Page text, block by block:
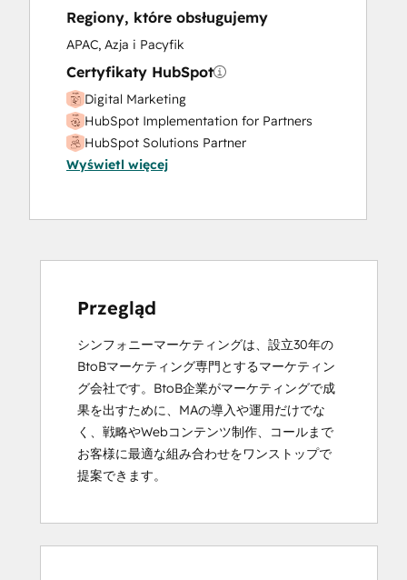
Regiony, które obsługujemy
APAC, Azja i Pacyfik
Certyfikaty HubSpot
Digital Marketing
HubSpot Implementation for Partners
HubSpot Solutions Partner
Wyświetl więcej
Przegląd
シンフォニーマーケティングは、設立30年の
BtoBマーケティング専門とするマーケティン
グ会社です。BtoB企業がマーケティングで成
果を出すために、MAの導入や運用だけでな
く、戦略やWebコンテンツ制作、コールまで
お客様に最適な組み合わせをワンストップで
提案できます。